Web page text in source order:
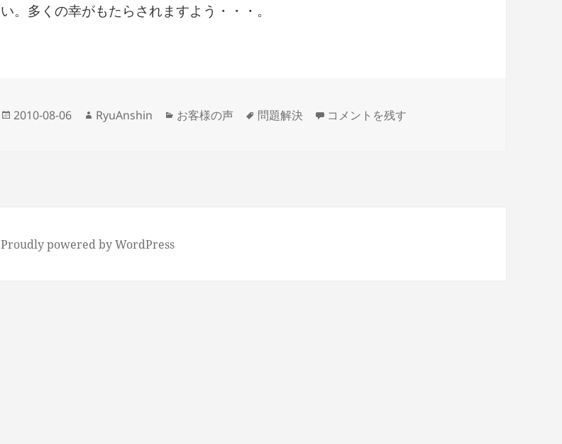
い。多くの幸がもたらされますよう・・・。
投
2010-08-06
作
RyuAnshin
カ
お客様の声
タ
問題解決 喘息の再発と潜在的疾患 に
コメントを残す
Proudly powered by WordPress